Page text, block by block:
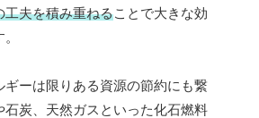
工夫を積み重ねることで大きな効
ギーは限りある資源の節約にも繋
石炭、天然ガスといった化石燃料